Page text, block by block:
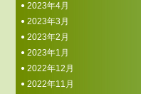
2023年4月
2023年3月
2023年2月
2023年1月
2022年12月
2022年11月